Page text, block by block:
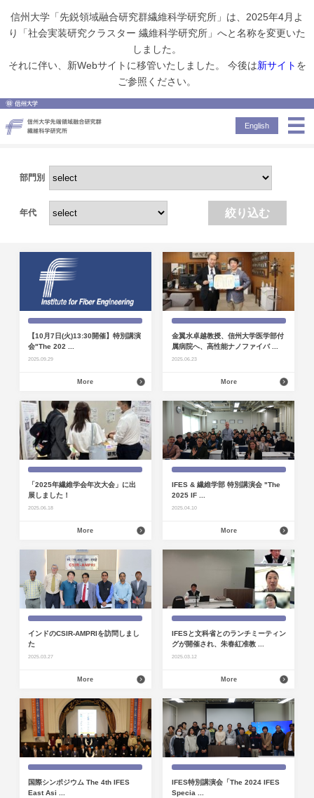
信州大学「先鋭領域融合研究群繊維科学研究所」は、2025年4月よ
り「社会実装研究クラスター 繊維科学研究所」へと名称を変更いた
しました。
それに伴い、新Webサイトに移管いたしました。 今後は新サイト を
ご参照ください。
English
Topics
部門別
年代 絞り込む
【10月7日(火)13:30開催】特別講演
会"The 202 ...
2025.09.29
More
金翼水卓越教授、信州大学医学部付
属病院へ、高性能ナノファイバ ...
2025.06.23
More
「2025年繊維学会年次大会」に出
展しました！
2025.06.18
More
IFES & 繊維学部 特別講演会 "The
2025 IF ...
2025.04.10
More
インドのCSIR-AMPRIを訪問しまし
た
2025.03.27
More
IFESと文科省とのランチミーティン
グが開催され、朱春紅准教 ...
2025.03.12
More
国際シンポジウム The 4th IFES
East Asi ...
IFES特別講演会「The 2024 IFES
Specia ...